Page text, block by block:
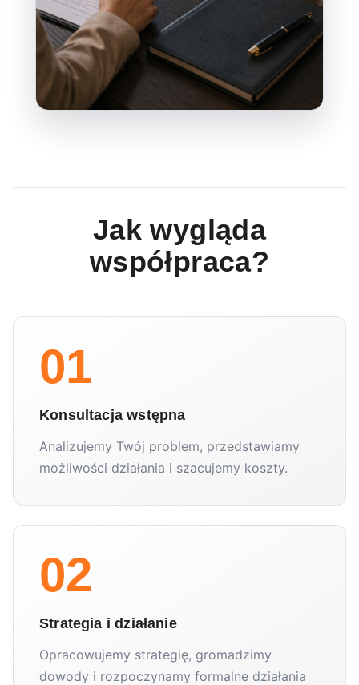
Jak wygląda
współpraca?
01
Konsultacja wstępna
Analizujemy Twój problem, przedstawiamy
możliwości działania i szacujemy koszty.
02
Strategia i działanie
Opracowujemy strategię, gromadzimy
dowody i rozpoczynamy formalne działania